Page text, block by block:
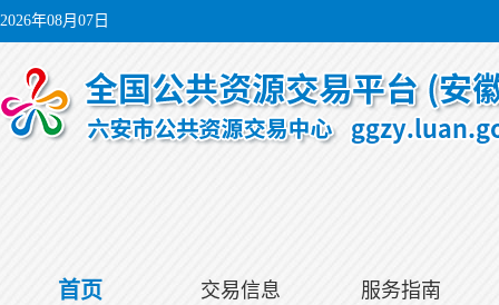
2026年08月07日
首页 交易信息 服务指南